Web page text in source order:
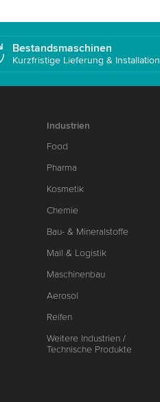
Bestandsmaschinen
Kurzfristige Lieferung & Installation
Industrien
Food
Pharma
Kosmetik
Chemie
Bau- & Mineralstoffe
Mail & Logistik
Maschinenbau
Aerosol
Reifen
Weitere Industrien /
Technische Produkte